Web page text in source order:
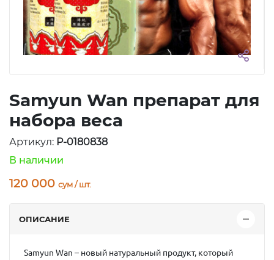
Samyun Wan препарат для
набора веса
Артикул: P-0180838
В наличии
120 000 сум / шт.
ОПИСАНИЕ
Samyun Wan – новый натуральный продукт, который